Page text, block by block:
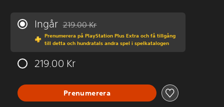
Ingår Nedsatt från ursprungspriset på 219.00 Kr
219.00 Kr
Prenumerera på PlayStation Plus Extra och få tillgång
till detta och hundratals andra spel i spelkatalogen
219.00 Kr
Prenumerera